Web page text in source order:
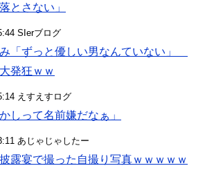
とさない」
SIerブログ
「ずっと優しい男なんていない」
発狂ｗｗ
えすえすログ
しって名前嫌だなぁ」
あじゃじゃしたー
露宴で撮った自撮り写真ｗｗｗｗｗ